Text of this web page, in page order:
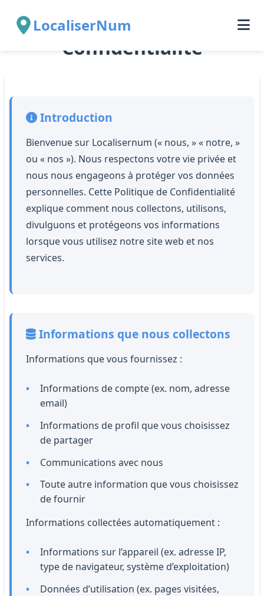
LocaliserNum
Politique de
Confidentialité
Introduction
Bienvenue sur Localisernum (« nous, » « notre, »
ou « nos »). Nous respectons votre vie privée et
nous nous engageons à protéger vos données
personnelles. Cette Politique de Confidentialité
explique comment nous collectons, utilisons,
divulguons et protégeons vos informations
lorsque vous utilisez notre site web et nos
services.
Informations que nous collectons
Informations que vous fournissez :
Informations de compte (ex. nom, adresse
email)
Informations de profil que vous choisissez
de partager
Communications avec nous
Toute autre information que vous choisissez
de fournir
Informations collectées automatiquement :
Informations sur l’appareil (ex. adresse IP,
type de navigateur, système d’exploitation)
Données d’utilisation (ex. pages visitées,